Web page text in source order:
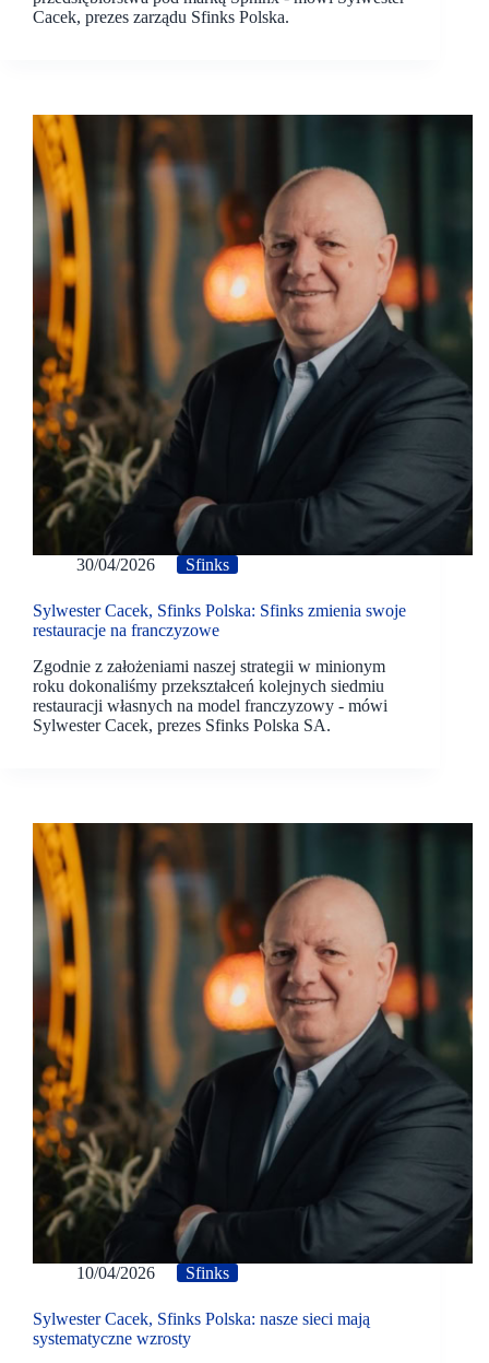
Cacek, prezes zarządu Sfinks Polska.
30/04/2026 Sfinks
Sylwester Cacek, Sfinks Polska: Sfinks zmienia swoje
restauracje na franczyzowe
Zgodnie z założeniami naszej strategii w minionym
roku dokonaliśmy przekształceń kolejnych siedmiu
restauracji własnych na model franczyzowy - mówi
Sylwester Cacek, prezes Sfinks Polska SA.
10/04/2026 Sfinks
Sylwester Cacek, Sfinks Polska: nasze sieci mają
systematyczne wzrosty